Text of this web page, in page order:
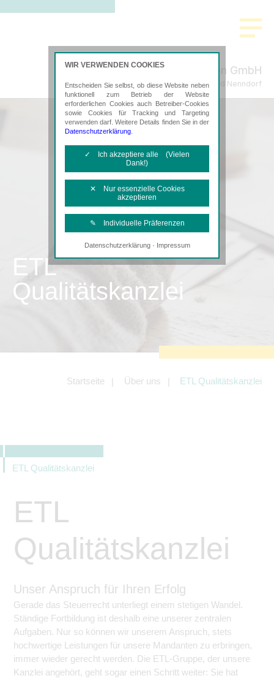
Bahe & Kollegen GmbH
Steuerberatung in Bad Nenndorf
ETL
Qualitätskanzlei
Startseite Über uns ETL Qualitätskanzlei
ETL Qualitätskanzlei
ETL
Qualitätskanzlei
Unser Anspruch für Ihren Erfolg
Gerade das Steuerrecht unterliegt einem stetigen Wandel.
Ständige Fortbildung ist deshalb eine unserer zentralen
Aufgaben. Nur so können wir unserem Anspruch, stets
hochwertige Leistungen für unsere Mandanten zu erbringen,
immer wieder gerecht werden. Die ETL-Gruppe, der unsere
Kanzlei angehört, geht sogar einen Schritt weiter: Sie hat
WIR VERWENDEN COOKIES
Entscheiden Sie selbst, ob diese Website neben
funktionell zum Betrieb der Website
erforderlichen Cookies auch Betreiber-Cookies
sowie Cookies für Tracking und Targeting
verwenden darf. Weitere Details finden Sie in der
Datenschutzerklärung
✓ Ich akzeptiere alle (Vielen
Dank!)
✕ Nur essenzielle Cookies
akzeptieren
✎ Individuelle Präferenzen
Notwendige Cookies
Diese Cookies sind erforderlich, um die
Tracking- und Targeting-Cookies
Angebotes einschließlich der
Angeboten von z.B. Facebook und
LinkedIn.
können.
Datenschutzerklärung· Impressum